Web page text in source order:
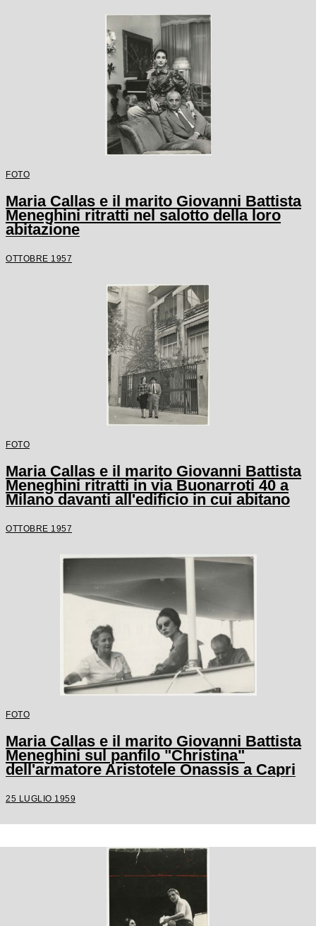
FOTO
Maria Callas e il marito Giovanni Battista
Meneghini ritratti nel salotto della loro
abitazione
OTTOBRE 1957
FOTO
Maria Callas e il marito Giovanni Battista
Meneghini ritratti in via Buonarroti 40 a
Milano davanti all'edificio in cui abitano
OTTOBRE 1957
FOTO
Maria Callas e il marito Giovanni Battista
Meneghini sul panfilo "Christina"
dell'armatore Aristotele Onassis a Capri
25 LUGLIO 1959